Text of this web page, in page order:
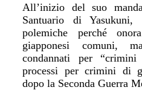
All’inizio del suo
Santuario di
polemiche perché
giapponesi comuni,
condannati per “
processi per crimini di
dopo la Seconda Guerra